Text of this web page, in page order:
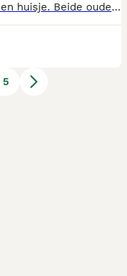
Onze Pomeriaan pups zoeken nog een huisje. Beide ouders zijn kerngezond, vrij van erfelijke afwijkingen als patellaluxatie en sm/cm. Onze pups zijn huislijk opgevoed en zijn bezig met zindelijkheid training, wat al aardig goed gaat. Elke pup krijgt een Europese paspoort mee, ook krijgt de nieuwe eigenaar een koopovereenkomst mee waarin afspraken betreffende garantie en aansprakelijkheid dui delijk zijn vastgesteld. Het karakter van beide ouders kunnen we omschrijven als geweldig, het zijn perfecte familie honden heel zachtaardig, heel lief, ondeugend .speels en op zijn tijd ook lekker Mocht u serieus overwegen om een pomeriaan aan u gezin toe te voegen neem dan gerust contact met ons op!
5